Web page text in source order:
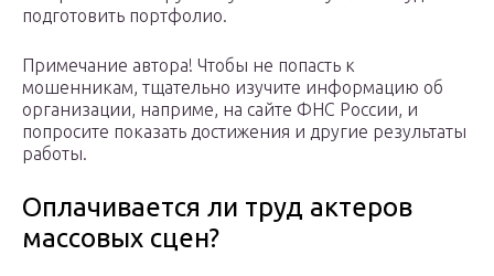
подготовить портфолио.
Примечание автора! Чтобы не попасть к
мошенникам, тщательно изучите информацию об
организации, наприме, на сайте ФНС России, и
попросите показать достижения и другие результаты
работы.
Оплачивается ли труд актеров
массовых сцен?